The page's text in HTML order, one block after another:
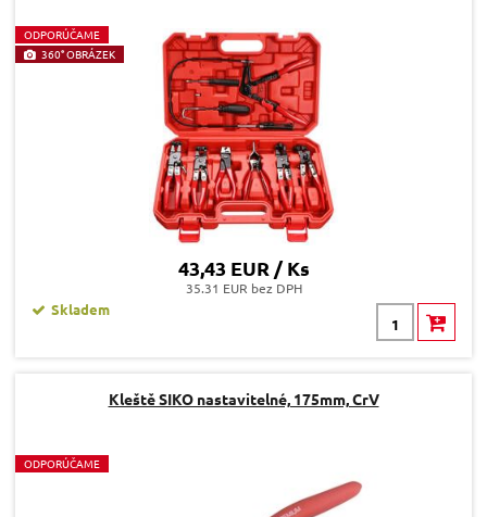
ODPORÚČAME
360° OBRÁZEK
43,43 EUR / Ks
35.31 EUR bez DPH
Skladem
Kleště SIKO nastavitelné, 175mm, CrV
ODPORÚČAME